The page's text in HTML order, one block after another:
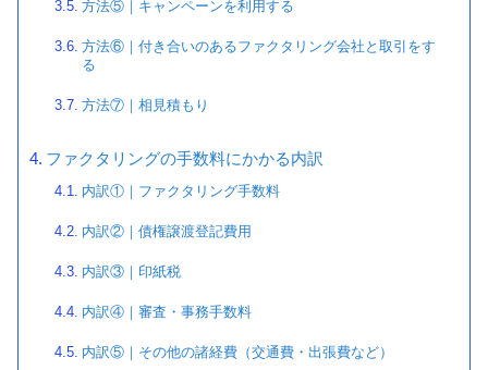
方法⑤｜キャンペーンを利用する
方法⑥｜付き合いのあるファクタリング会社と取引をす
る
方法⑦｜相見積もり
ファクタリングの手数料にかかる内訳
内訳①｜ファクタリング手数料
内訳②｜債権譲渡登記費用
内訳③｜印紙税
内訳④｜審査・事務手数料
内訳⑤｜その他の諸経費（交通費・出張費など）